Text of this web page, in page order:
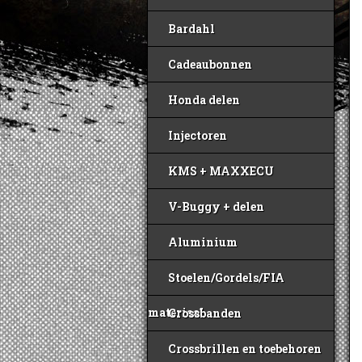
Bardahl
Cadeaubonnen
Honda delen
Injectoren
KMS + MAXXECU
V-Buggy + delen
Aluminium
Stoelen/Gordels/FIA
materiaal
Crossbanden
Crossbrillen en toebehoren